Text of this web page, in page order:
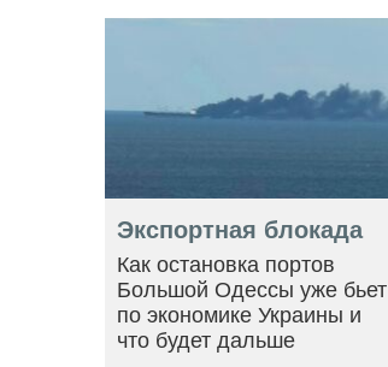
Экспортная блокада
Как остановка портов
Большой Одессы уже бьет
по экономике Украины и
что будет дальше